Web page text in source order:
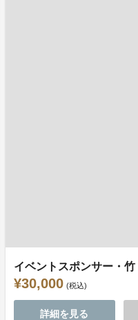
イベントスポンサー・竹
¥30,000 (税込)
詳細を見る